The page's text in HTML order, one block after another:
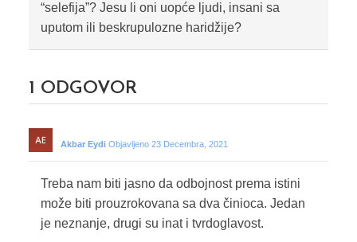
“selefija”? Jesu li oni uopće ljudi, insani sa
uputom ili beskrupulozne haridžije?
1 ODGOVOR
Akbar Eydi Objavljeno 23 Decembra, 2021
Treba nam biti jasno da odbojnost prema istini
može biti prouzrokovana sa dva činioca. Jedan
je neznanje, drugi su inat i tvrdoglavost.